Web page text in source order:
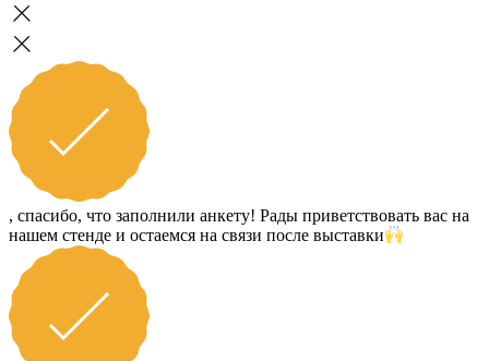
, спасибо, что заполнили анкету! Рады приветствовать вас на
нашем стенде и остаемся на связи после выставки